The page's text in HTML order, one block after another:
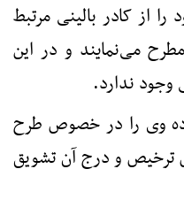
از کادر بالینی مرتبط
می‌نمایند و در این
وجود ندارد.
وی را در خصوص طرح
ترخیص و درج آن تشویق